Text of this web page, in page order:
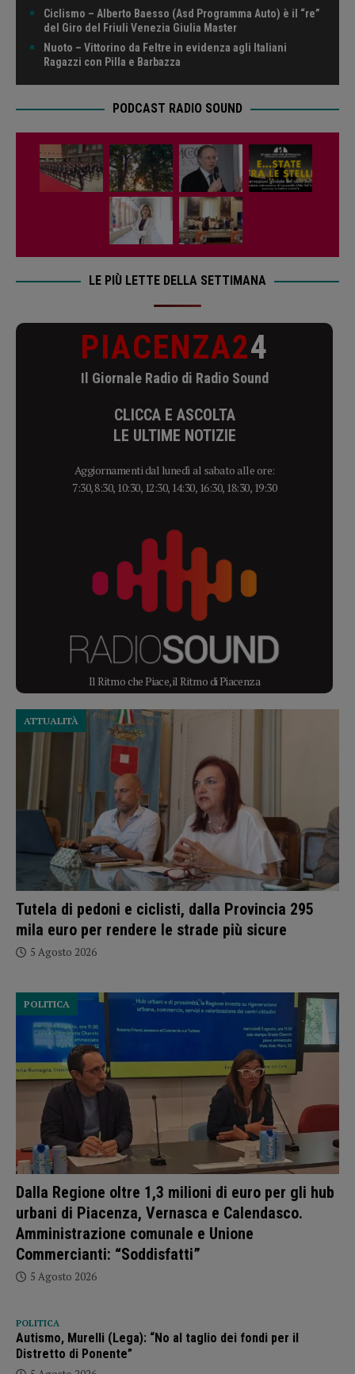
Ciclismo – Alberto Baesso (Asd Programma Auto) è il “re”
del Giro del Friuli Venezia Giulia Master
Nuoto – Vittorino da Feltre in evidenza agli Italiani
Ragazzi con Pilla e Barbazza
PODCAST RADIO SOUND
LE PIÙ LETTE DELLA SETTIMANA
PIACENZA24
Il Giornale Radio di Radio Sound
CLICCA E ASCOLTA
LE ULTIME NOTIZIE
Aggiornamenti dal lunedì al sabato alle ore:
7:30, 8:30, 10:30, 12:30, 14:30, 16:30, 18:30, 19:30
Il Ritmo che Piace, il Ritmo di Piacenza
Tutela di pedoni e ciclisti, dalla Provincia 295
mila euro per rendere le strade più sicure
ATTUALITÀ
5 Agosto 2026
Dalla Regione oltre 1,3 milioni di euro per gli hub
urbani di Piacenza, Vernasca e Calendasco.
Amministrazione comunale e Unione
Commercianti: “Soddisfatti”
POLITICA
5 Agosto 2026
POLITICA
Autismo, Murelli (Lega): “No al taglio dei fondi per il
Distretto di Ponente”